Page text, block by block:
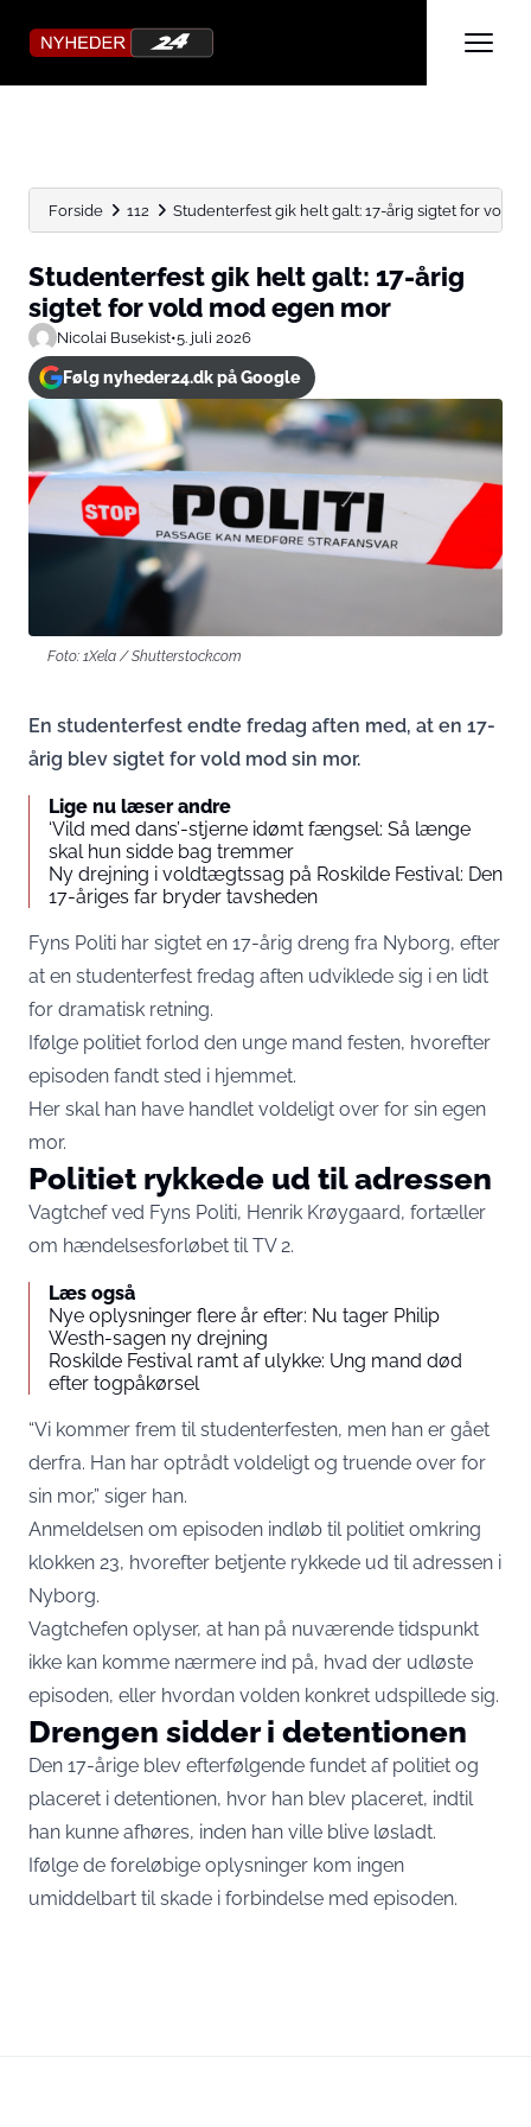
Forside 112 Studenterfest gik helt galt: 17-årig sigtet for vold
Studenterfest gik helt galt: 17-årig
sigtet for vold mod egen mor
Nicolai Busekist•5. juli 2026
Følg nyheder24.dk på Google
Foto: 1Xela / Shutterstock.com
En studenterfest endte fredag aften med, at en 17-
årig blev sigtet for vold mod sin mor.
Lige nu læser andre
‘Vild med dans’-stjerne idømt fængsel: Så længe
skal hun sidde bag tremmer
Ny drejning i voldtægtssag på Roskilde Festival: Den
17-åriges far bryder tavsheden
Fyns Politi har sigtet en 17-årig dreng fra Nyborg, efter
at en studenterfest fredag aften udviklede sig i en lidt
for dramatisk retning.
Ifølge politiet forlod den unge mand festen, hvorefter
episoden fandt sted i hjemmet.
Her skal han have handlet voldeligt over for sin egen
mor.
Politiet rykkede ud til adressen
Vagtchef ved Fyns Politi, Henrik Krøygaard, fortæller
om hændelsesforløbet tilTV 2.
Læs også
Nye oplysninger flere år efter: Nu tager Philip
Westh-sagen ny drejning
Roskilde Festival ramt af ulykke: Ung mand død
efter togpåkørsel
“Vi kommer frem til studenterfesten, men han er gået
derfra. Han har optrådt voldeligt og truende over for
sin mor,” siger han.
Anmeldelsen om episoden indløb til politiet omkring
klokken 23, hvorefter betjente rykkede ud til adressen i
Nyborg.
Vagtchefen oplyser, at han på nuværende tidspunkt
ikke kan komme nærmere ind på, hvad der udløste
episoden, eller hvordan volden konkret udspillede sig.
Drengen sidder i detentionen
Den 17-årige blev efterfølgende fundet af politiet og
placeret i detentionen, hvor han blev placeret, indtil
han kunne afhøres, inden han ville blive løsladt.
Ifølge de foreløbige oplysninger kom ingen
umiddelbart til skade i forbindelse med episoden.